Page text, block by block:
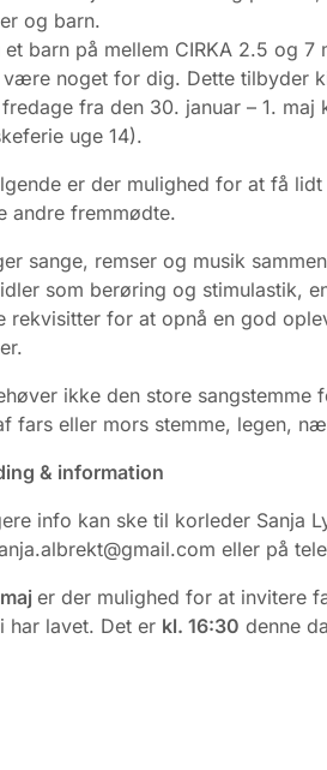
og barn.
et barn på mellem CIRKA 2.5 og
være noget for dig. Dette tilbyder
fra den 30. januar – 1.
uge 14).
er der mulighed for at få
andre fremmødte.
sange, remser og musik
som berøring og stimulastik,
rekvisitter for at opnå en god
ikke den store
fars eller mors stemme, legen,
& information
info kan ske til korleder Sanja
eller på
er der mulighed for at invitere
har lavet. Det er kl. 16:30 denne